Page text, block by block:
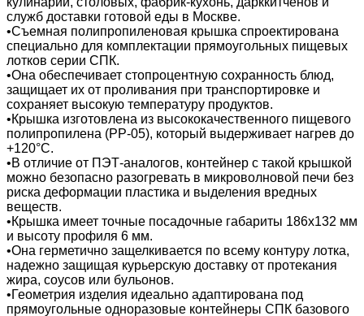
служб доставки готовой еды в Москве.
•Съемная полипропиленовая крышка спроектирована
специально для комплектации прямоугольных пищевых
лотков серии СПК.
•Она обеспечивает стопроцентную сохранность блюд,
защищает их от проливания при транспортировке и
сохраняет высокую температуру продуктов.
•Крышка изготовлена из высококачественного пищевого
полипропилена (PP-05), который выдерживает нагрев до
+120°C.
•В отличие от ПЭТ-аналогов, контейнер с такой крышкой
можно безопасно разогревать в микроволновой печи без
риска деформации пластика и выделения вредных
веществ.
•Крышка имеет точные посадочные габариты 186х132 мм
и высоту профиля 6 мм.
•Она герметично защелкивается по всему контуру лотка,
надежно защищая курьерскую доставку от протекания
жира, соусов или бульонов.
•Геометрия изделия идеально адаптирована под
прямоугольные одноразовые контейнеры СПК базового